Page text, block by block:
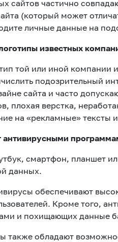
сайтов частично
(который может
личные данные на
известных
той или иной компании
подозрительный
сайта и часто
плохая верстка,
на «рекламные» тексты
антивирусными
смартфон, планшет
данных.
обеспечивают
Кроме того,
и похищающих данные
также обладают